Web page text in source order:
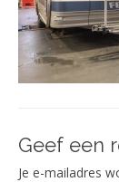
Geef een
Je e-mailadres